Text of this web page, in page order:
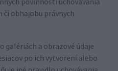
povinností uchovávania
či obhajobu právnych
galériách a obrazové údaje
po ich vytvorení alebo